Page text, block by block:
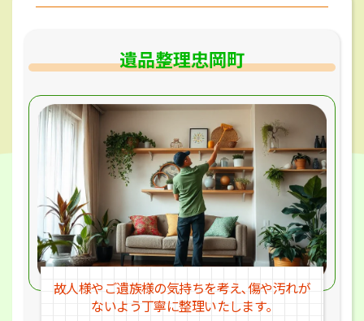
遺品整理忠岡町
故人様やご遺族様の気持ちを考え､傷や汚れが
ないよう丁寧に整理いたします｡